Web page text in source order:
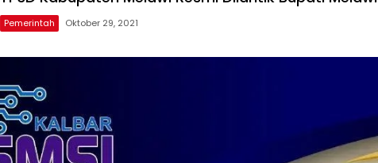
Pemerintah Oktober 29, 2021